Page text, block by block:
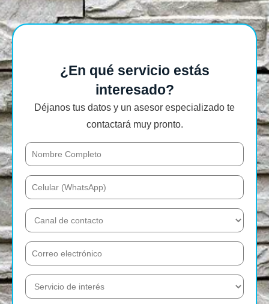
¿En qué servicio estás
interesado?
Déjanos tus datos y un asesor especializado te
contactará muy pronto.